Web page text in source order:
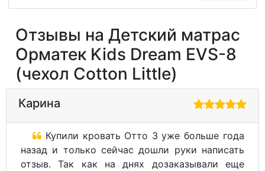
Отзывы на Детский матрас
Орматек Kids Dream EVS-8
(чехол Cotton Little)
Карина
Купили кровать Отто 3 уже больше года
назад и только сейчас дошли руки написать
отзыв. Так как на днях дозаказывали еще